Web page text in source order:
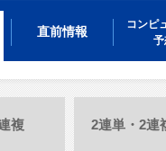
直前情報
コンピ
予
複 2連単・2連